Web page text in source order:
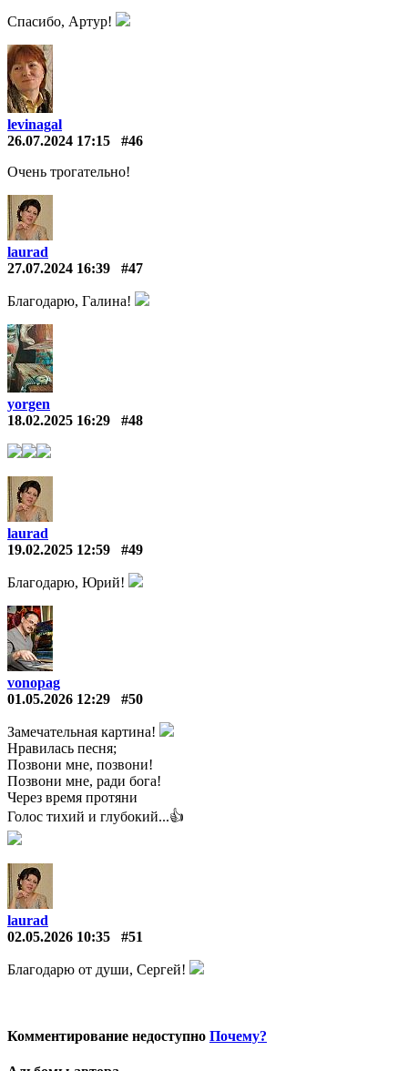
Спасибо, Артур!
levinagal
26.07.2024 17:15
#46
Очень трогательно!
laurad
27.07.2024 16:39
#47
Благодарю, Галина!
yorgen
18.02.2025 16:29
#48
laurad
19.02.2025 12:59
#49
Благодарю, Юрий!
vonopag
01.05.2026 12:29
#50
Замечательная картина!
Нравилась песня;
Позвони мне, позвони!
Позвони мне, ради бога!
Через время протяни
Голос тихий и глубокий...👍
laurad
02.05.2026 10:35
#51
Благодарю от души, Сергей!
Комментирование недоступно Почему?